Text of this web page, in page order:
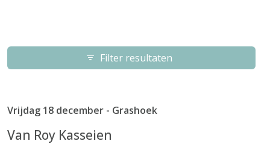
Filter resultaten
Vrijdag 18 december - Grashoek
Van Roy Kasseien